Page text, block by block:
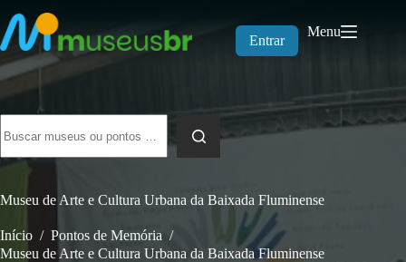
para
o
conteúdo
Entrar
Menu
resultados
Museu de Arte e Cultura Urbana da Baixada Fluminense
Início / Pontos de Memória /
Museu de Arte e Cultura Urbana da Baixada Fluminense